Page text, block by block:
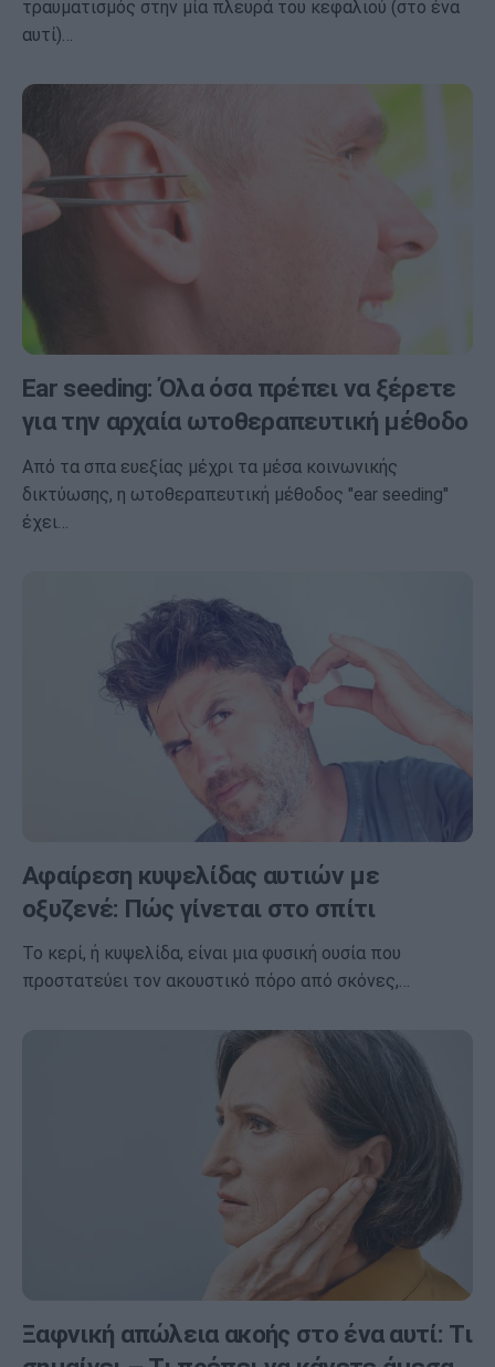
τραυματισμός στην μία πλευρά του κεφαλιού (στο ένα
αυτί)…
Ear seeding: Όλα όσα πρέπει να ξέρετε
για την αρχαία ωτοθεραπευτική μέθοδο
Από τα σπα ευεξίας μέχρι τα μέσα κοινωνικής
δικτύωσης, η ωτοθεραπευτική μέθοδος "ear seeding"
έχει…
Αφαίρεση κυψελίδας αυτιών με
οξυζενέ: Πώς γίνεται στο σπίτι
Το κερί, ή κυψελίδα, είναι μια φυσική ουσία που
προστατεύει τον ακουστικό πόρο από σκόνες,…
Ξαφνική απώλεια ακοής στο ένα αυτί: Τι